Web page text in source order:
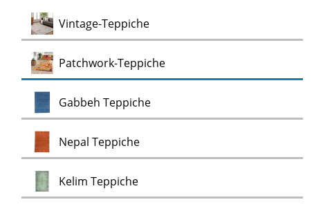
Vintage-TeppicheTest
Patchwork-TeppicheTest
Gabbeh TeppicheTest
Nepal TeppicheTest
Kelim TeppicheTest